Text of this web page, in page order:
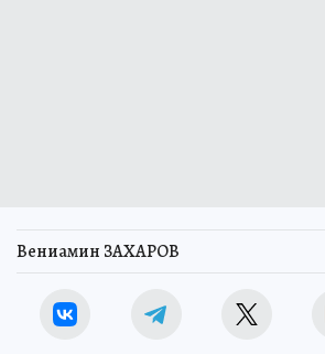
Вениамин ЗАХАРОВ